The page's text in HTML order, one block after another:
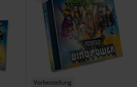
Vorbestellung